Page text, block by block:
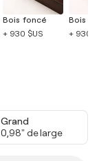
Bois foncé
+ 930 $US
Bois
+ 930
Grand
0,98" de large